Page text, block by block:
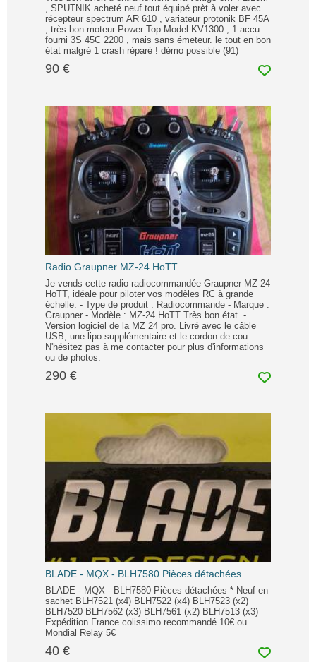
, SPUTNIK acheté neuf tout équipé prèt à voler avec
récepteur spectrum AR 610 , variateur protonik BF 45A
, très bon moteur Power Top Model KV1300 , 1 accu
fourni 3S 45C 2200 , mais sans émeteur. le tout en bon
état malgré 1 crash réparé ! démo possible (91)
90 €
Radio Graupner MZ-24 HoTT
Je vends cette radio radiocommandée Graupner MZ-24
HoTT, idéale pour piloter vos modèles RC à grande
échelle. - Type de produit : Radiocommande - Marque :
Graupner - Modèle : MZ-24 HoTT Très bon état. -
Version logiciel de la MZ 24 pro. Livré avec le câble
USB, une lipo supplémentaire et le cordon de cou.
N'hésitez pas à me contacter pour plus d'informations
ou de photos.
290 €
BLADE - MQX - BLH7580 Pièces détachées
BLADE - MQX - BLH7580 Pièces détachées * Neuf en
sachet BLH7521 (x4) BLH7522 (x4) BLH7523 (x2)
BLH7520 BLH7562 (x3) BLH7561 (x2) BLH7513 (x3)
Expédition France colissimo recommandé 10€ ou
Mondial Relay 5€
40 €